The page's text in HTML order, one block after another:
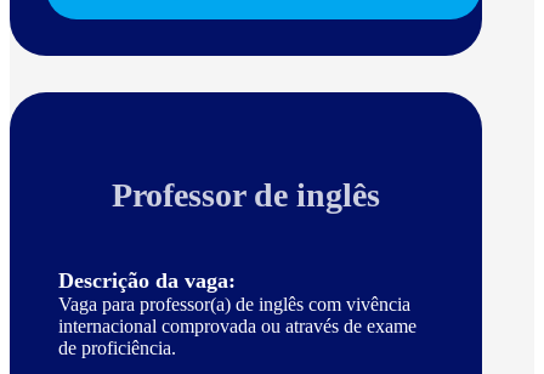
Professor de inglês
Descrição da vaga:
Vaga para professor(a) de inglês com vivência
internacional comprovada ou através de exame
de proficiência.